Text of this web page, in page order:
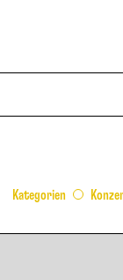
Kategorien